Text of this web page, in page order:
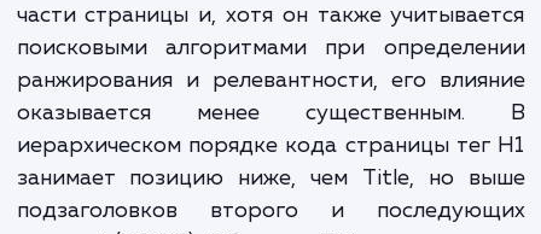
становится видимым пользователям
после того, как они переходят на
страницу.
Заголовок H1 указывает, о чем конкретно
идти речь в тексте. Он формулируется